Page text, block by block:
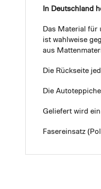
In Deutschland
Das Material für
ist wahlweise
aus
Die Rückseite
Die
Geliefert wird
Fasereinsatz